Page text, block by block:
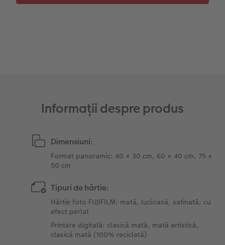
Informații despre produs
Dimensiuni:
Format panoramic: 40 × 30 cm, 60 × 40 cm, 75 ×
50 cm
Tipuri de hârtie:
Hârtie foto FUJIFILM: mată, lucioasă, satinată, cu
efect perlat
Printare digitală: clasică mată, mată artistică,
clasică mată (100% reciclată)